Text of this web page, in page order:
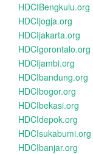
HDCIBengkulu.org
HDCIjogja.org
HDCIjakarta.org
HDCIgorontalo.org
HDCIjambi.org
HDCIbandung.org
HDCIbogor.org
HDCIbekasi.org
HDCIdepok.org
HDCIsukabumi.org
HDCIbanjar.org